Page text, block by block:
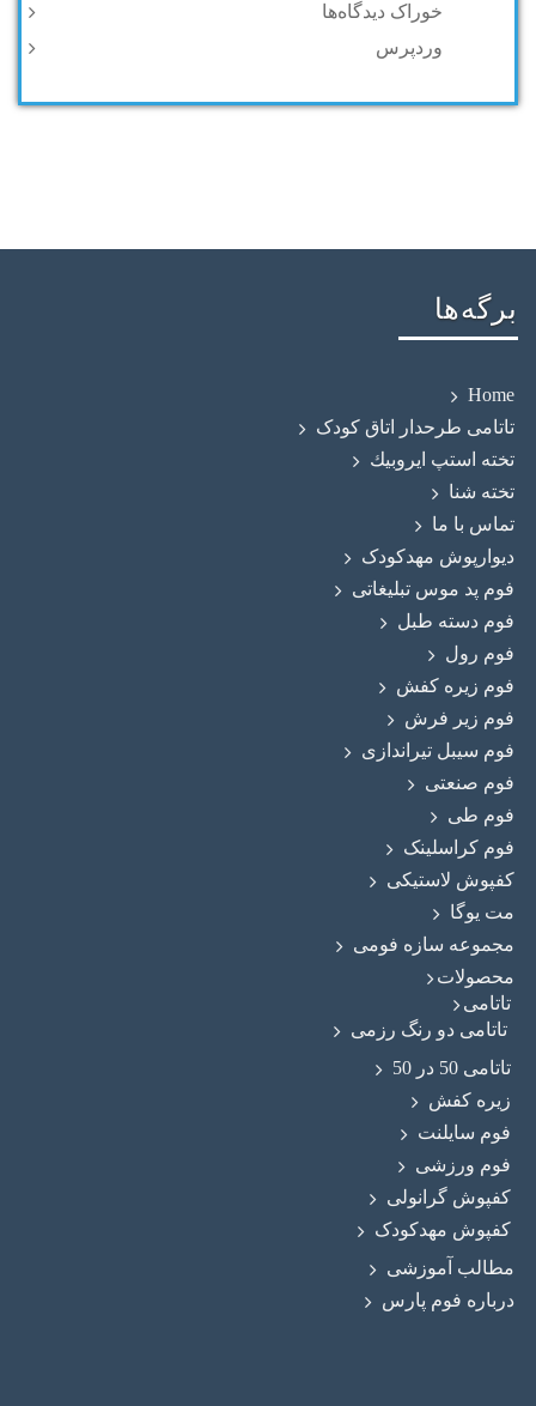
خوراک دیدگاه‌ها
وردپرس
برگه‌ها
Home
تاتامی طرحدار اتاق کودک
تخته استپ ايروبيك
تخته شنا
تماس با ما
دیوارپوش مهدکودک
فوم پد موس تبلیغاتی
فوم دسته طبل
فوم رول
فوم زيره كفش
فوم زیر فرش
فوم سیبل تیراندازی
فوم صنعتی
فوم طی
فوم کراسلینک
کفپوش لاستیکی
مت یوگا
مجموعه سازه فومی
محصولات
تاتامی
تاتامی دو رنگ رزمی
تاتامی 50 در 50
زیره کفش
فوم سایلنت
فوم ورزشی
کفپوش گرانولی
کفپوش مهدکودک
مطالب آموزشی
درباره فوم پارس